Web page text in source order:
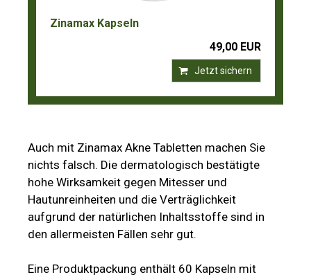
Zinamax Kapseln
49,00 EUR
Jetzt sichern
Auch mit Zinamax Akne Tabletten machen Sie
nichts falsch. Die dermatologisch bestätigte
hohe Wirksamkeit gegen Mitesser und
Hautunreinheiten und die Verträglichkeit
aufgrund der natürlichen Inhaltsstoffe sind in
den allermeisten Fällen sehr gut.
Eine Produktpackung enthält 60 Kapseln mit